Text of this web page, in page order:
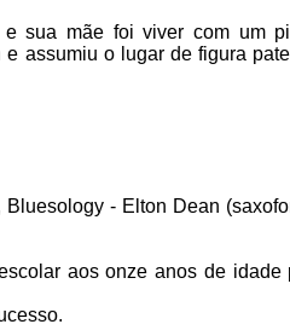
sua mãe foi viver com um
assumiu o lugar de figura
- Elton Dean
aos onze anos de